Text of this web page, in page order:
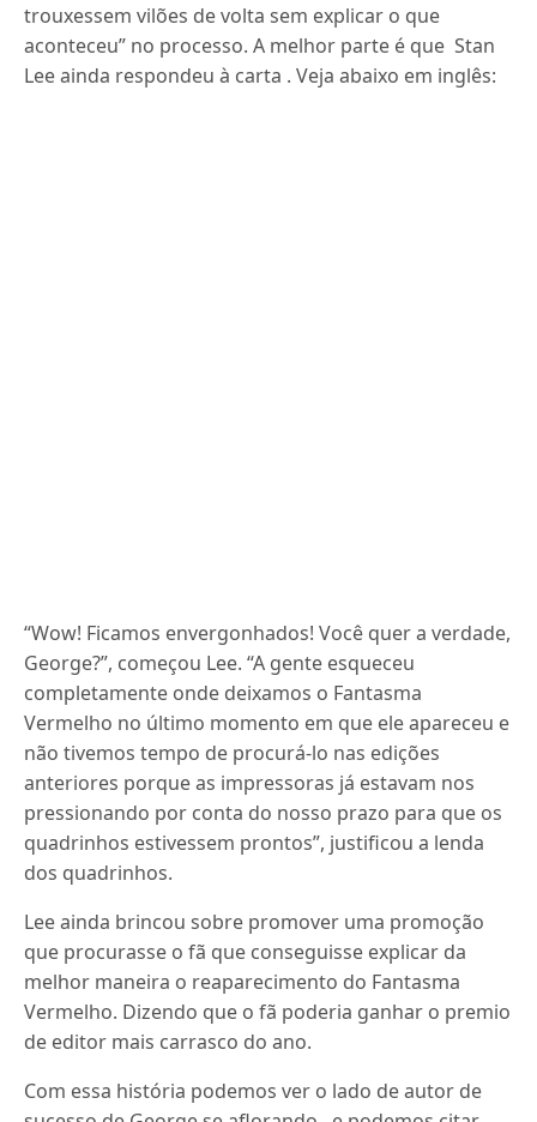
trouxessem vilões de volta sem explicar o que
aconteceu” no processo. A melhor parte é que Stan
Lee ainda respondeu à carta . Veja abaixo em inglês:
“Wow! Ficamos envergonhados! Você quer a verdade,
George?”, começou Lee. “A gente esqueceu
completamente onde deixamos o Fantasma
Vermelho no último momento em que ele apareceu e
não tivemos tempo de procurá-lo nas edições
anteriores porque as impressoras já estavam nos
pressionando por conta do nosso prazo para que os
quadrinhos estivessem prontos”, justificou a lenda
dos quadrinhos.
Lee ainda brincou sobre promover uma promoção
que procurasse o fã que conseguisse explicar da
melhor maneira o reaparecimento do Fantasma
Vermelho. Dizendo que o fã poderia ganhar o premio
de editor mais carrasco do ano.
Com essa história podemos ver o lado de autor de